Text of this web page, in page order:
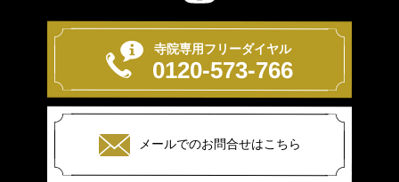
寺院専用フリーダイヤル
0120-573-766
メールでのお問合せはこちら